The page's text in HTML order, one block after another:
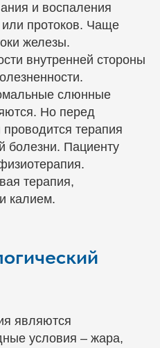
и воспаления
протоков. Чаще
железы.
внутренней стороны
слюнные
Но перед
терапия
болезни. Пациенту
терапия,
калием.
являются
условия – жара,